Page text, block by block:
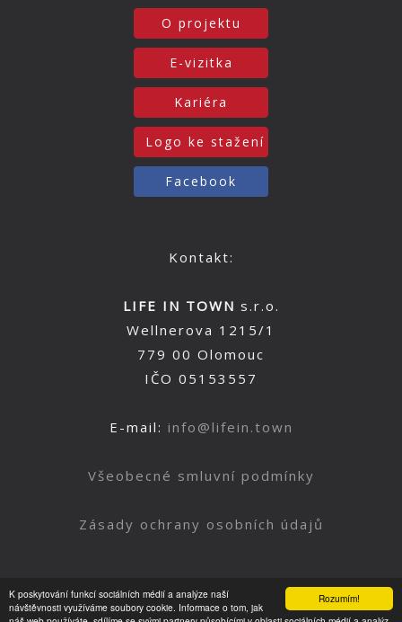
Rozumím!
K poskytování funkcí sociálních médií a analýze naší
návštěvnosti využíváme soubory cookie. Informace o tom, jak
O projektu
E-vizitka
Kariéra
Logo ke stažení
Facebook
Kontakt:
LIFE IN TOWN s.r.o.
Wellnerova 1215/1
779 00 Olomouc
IČO 05153557
E-mail: info@lifein.town
Všeobecné smluvní podmínky
Zásady ochrany osobních údajů
Nahoru